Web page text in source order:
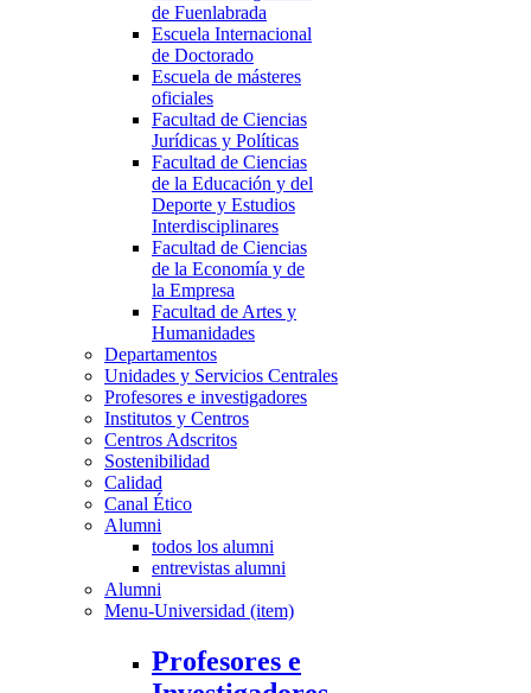
de Fuenlabrada
Escuela Internacional
de Doctorado
Escuela de másteres
oficiales
Facultad de Ciencias
Jurídicas y Políticas
Facultad de Ciencias
de la Educación y del
Deporte y Estudios
Interdisciplinares
Facultad de Ciencias
de la Economía y de
la Empresa
Facultad de Artes y
Humanidades
Departamentos
Unidades y Servicios Centrales
Profesores e investigadores
Institutos y Centros
Centros Adscritos
Sostenibilidad
Calidad
Canal Ético
Alumni
todos los alumni
entrevistas alumni
Alumni
Menu-Universidad (item)
Profesores e